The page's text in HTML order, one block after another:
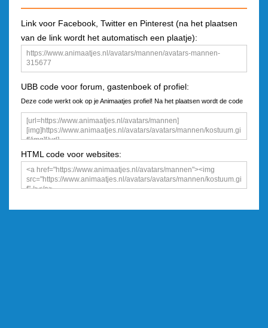
Link voor Facebook, Twitter en Pinterest (na het plaatsen
van de link wordt het automatisch een plaatje):
UBB code voor forum, gastenboek of profiel:
Deze code werkt ook op je Animaatjes profiel! Na het plaatsen wordt de code
een plaatje
HTML code voor websites: